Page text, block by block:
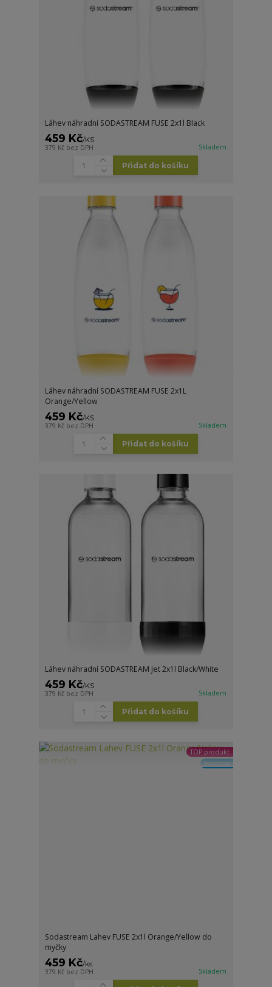
Láhev náhradní SODASTREAM FUSE 2x1l Black
459 Kč/KS
379 Kč bez DPH Skladem
Přidat do košíku
Láhev náhradní SODASTREAM FUSE 2x1L
Orange/Yellow
459 Kč/KS
379 Kč bez DPH Skladem
Přidat do košíku
Láhev náhradní SODASTREAM Jet 2x1l Black/White
459 Kč/KS
379 Kč bez DPH Skladem
Přidat do košíku
TOP produkt
Novinka
Sodastream Lahev FUSE 2x1l Orange/Yellow do
myčky
459 Kč/ks
379 Kč bez DPH Skladem